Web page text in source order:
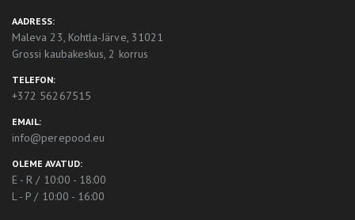
AADRESS:
Maleva 23, Kohtla-Järve, 31021
Grossi kaubakeskus, 2 korrus
TELEFON:
+372 56267515
EMAIL:
info@perepood.eu
OLEME AVATUD:
E - R / 10:00 - 18:00
L - P / 10:00 - 16:00